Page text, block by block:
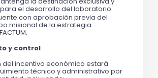
el desarrollo del laboratorio.
con aprobación previa del
misional de la estrategia
y control
del incentivo económico estará
técnico y administrativo por